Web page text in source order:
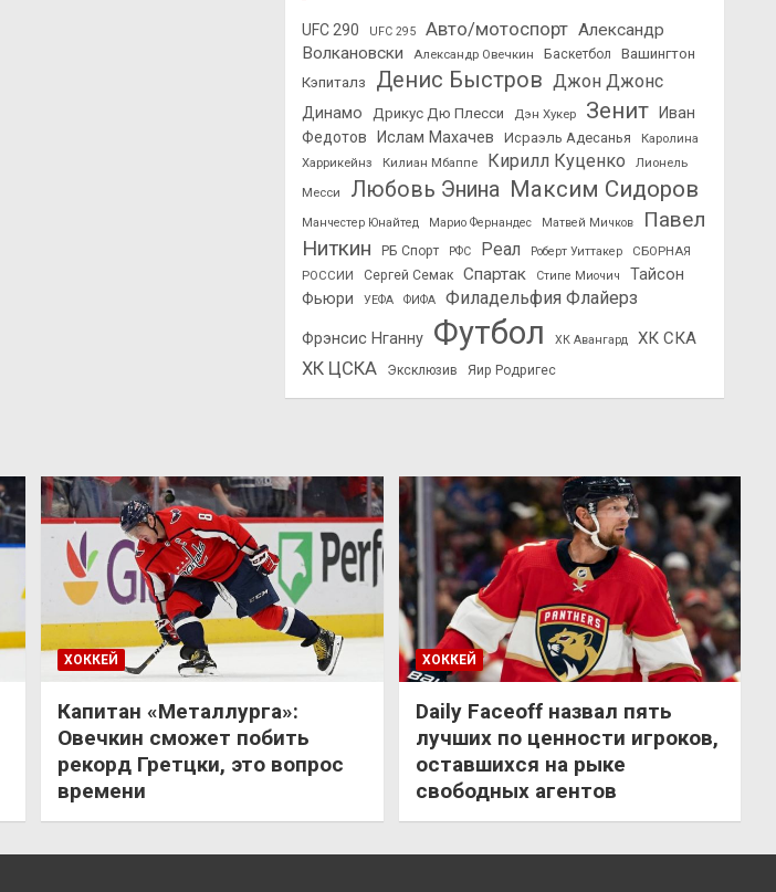
UFC 290 UFC 295 Авто/мотоспорт Александр
Волкановски
Александр Овечкин Баскетбол
Вашингтон
Кэпиталз
Денис Быстров Джон Джонс
Динамо Дрикус Дю Плесси Дэн Хукер Зенит
Иван
Федотов
Ислам Махачев Исраэль Адесанья
Каролина
Харрикейнз
Килиан Мбаппе Кирилл Куценко
Лионель
Месси
Любовь Энина Максим Сидоров
Манчестер Юнайтед Марио Фернандес Матвей Мичков
Павел
Ниткин
РБ Спорт РФС Реал Роберт Уиттакер
СБОРНАЯ
РОССИИ
Сергей Семак Спартак Стипе Миочич
Тайсон
Фьюри
УЕФА ФИФА Филадельфия Флайерз
Фрэнсис Нганну Футбол ХК Авангард ХК СКА
ХК ЦСКА Эксклюзив Яир Родригес
ХОККЕЙ
Капитан «Металлурга»:
Овечкин сможет побить
рекорд Гретцки, это вопрос
времени
ХОККЕЙ
Daily Faceoff назвал пять
лучших по ценности игроков,
оставшихся на рыке
свободных агентов